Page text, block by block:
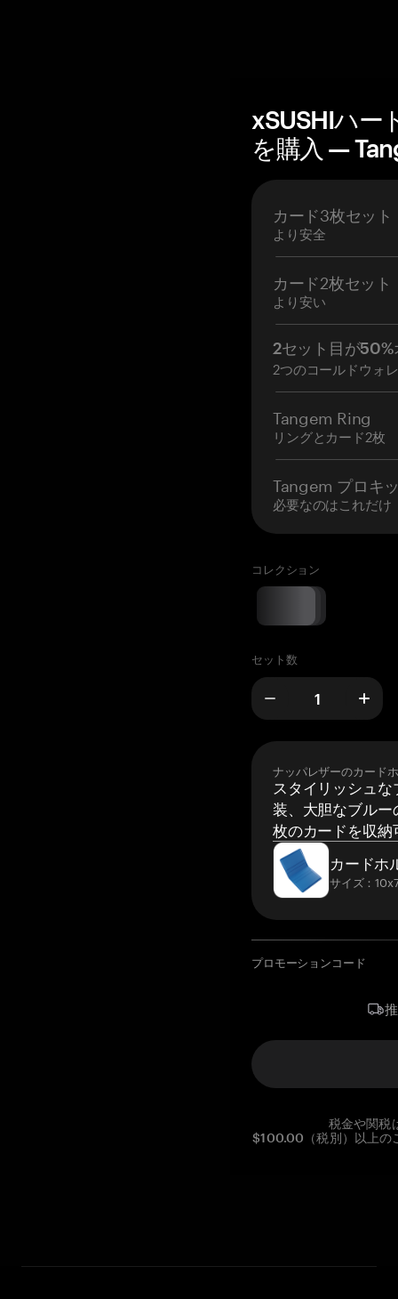
xSUSHIハー
を購入 —
カード3枚セット
より安全
カード2枚セット
より安い
2セット目が50%
2つのコールドウォ
Tangem Ring
リングとカード2枚
Tangem プロキ
必要なのはこれだけ
コレクション
セット数
ナッパレザーのカード
スタイリッシュ
装、大胆なブルー
枚のカードを収納
カードホ
サイズ：
プロモーションコード
税金や関税
$100.00（税別）以上の